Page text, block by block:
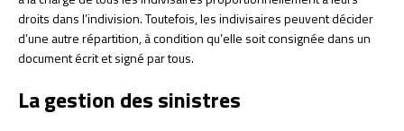
droits dans l’indivision. Toutefois, les indivisaires peuvent décider
d’une autre répartition, à condition qu’elle soit consignée dans un
document écrit et signé par tous.
La gestion des sinistres